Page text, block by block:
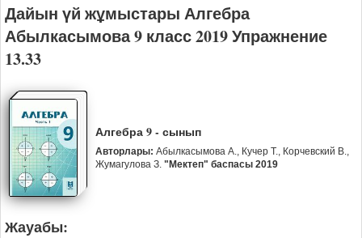
Дайын үй жұмыстары Алгебра
Абылкасымова 9 класс 2019 Упражнение
13.33
Алгебра 9 - сынып
Авторлары: Абылкасымова А., Кучер Т., Корчевский В.,
Жумагулова З. "Мектеп" баспасы 2019
Жауабы: